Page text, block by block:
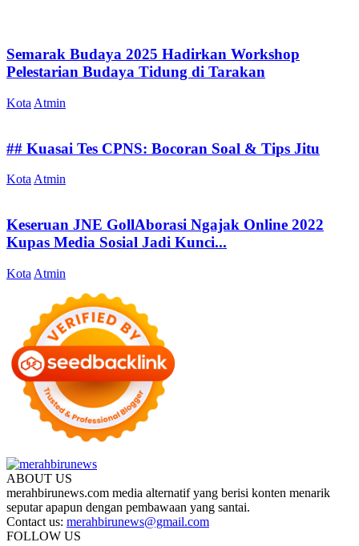
Semarak Budaya 2025 Hadirkan Workshop
Pelestarian Budaya Tidung di Tarakan
Kota Atmin
## Kuasai Tes CPNS: Bocoran Soal & Tips Jitu
Kota Atmin
Keseruan JNE GollAborasi Ngajak Online 2022
Kupas Media Sosial Jadi Kunci...
Kota Atmin
ABOUT US
merahbirunews.com media alternatif yang berisi konten menarik
seputar apapun dengan pembawaan yang santai.
Contact us: merahbirunews@gmail.com
FOLLOW US